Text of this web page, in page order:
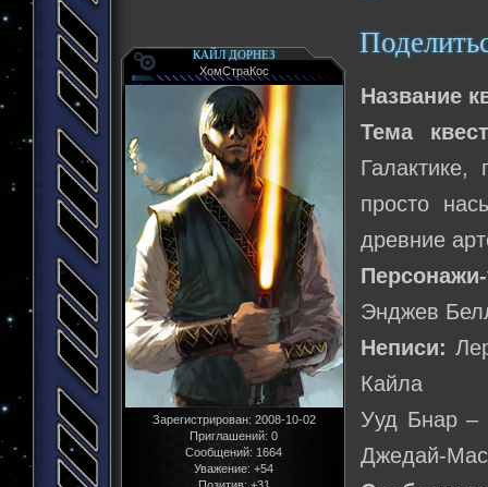
КАЙЛ ДОРНЕЗ
ХомСтраКос
Зарегистрирован: 2008-10-02
Приглашений: 0
Сообщений: 1664
Уважение: +54
Название
Тема
просто
древние
Энджев
Неписи:
Кайла
Ууд Бнар –
Джедай-